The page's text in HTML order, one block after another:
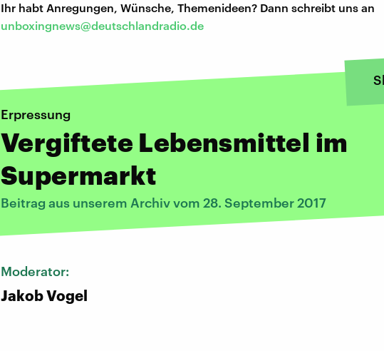
Ihr habt Anregungen, Wünsche, Themenideen? Dann schreibt uns an
unboxingnews@deutschlandradio.de
Erpressung
Vergiftete Lebensmittel im
Supermarkt
Beitrag aus unserem Archiv vom 28. September 2017
Moderator:
Jakob Vogel